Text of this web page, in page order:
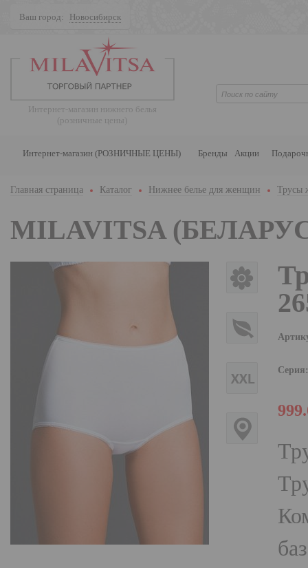
Ваш город: Новосибирск
Интернет-магазин нижнего белья
(розничные цены)
Интернет-магазин (РОЗНИЧНЫЕ ЦЕНЫ) Бренды Акции
Главная страница Каталог Нижнее белье для женщин Трусы
MILAVITSA
Серия: